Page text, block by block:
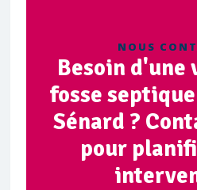
NOUS
Besoin d'une
fosse
Sénard ?
pour